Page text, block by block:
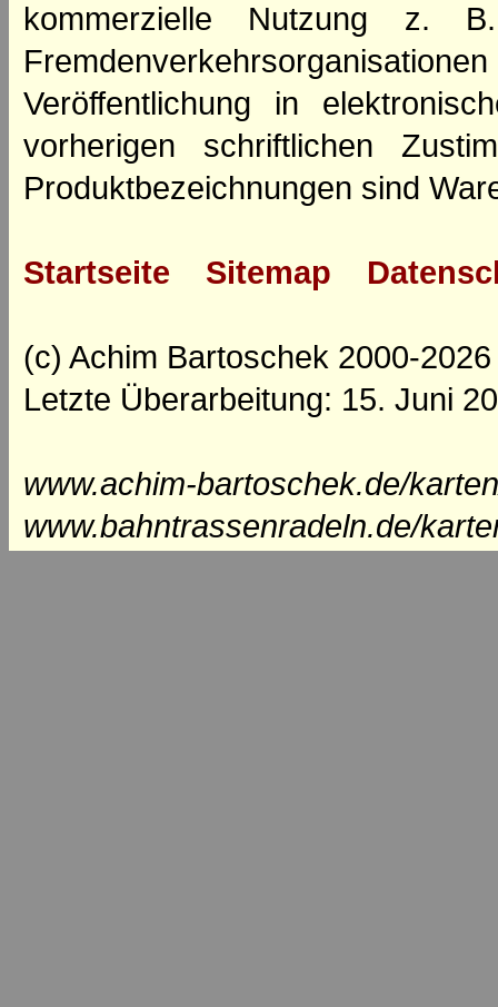
kommerzielle Nutzung z.
Veröffentlichung in
vorherigen schriftlichen
Produktbezeichnungen sind
Startseite Sitemap
(c) Achim Bartoschek 2000-2026
Letzte Überarbeitung: 15. Juni
www.achim-bartoschek.de/
www.bahntrassenradeln.de/